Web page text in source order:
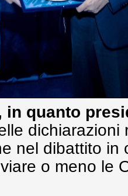
in quanto
dichiarazioni
nel dibattito in
o meno le